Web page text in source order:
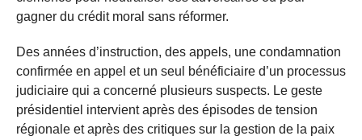
gagner du crédit moral sans réformer.
Des années d’instruction, des appels, une condamnation
confirmée en appel et un seul bénéficiaire d’un processus
judiciaire qui a concerné plusieurs suspects. Le geste
présidentiel intervient après des épisodes de tension
régionale et après des critiques sur la gestion de la paix